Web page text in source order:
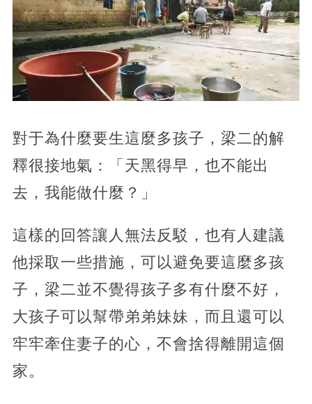
對于為什麼要生這麼多孩子，梁二的解
釋很接地氣：「天黑得早，也不能出
去，我能做什麼？」
這樣的回答讓人無法反駁，也有人建議
他採取一些措施，可以避免要這麼多孩
子，梁二並不覺得孩子多有什麼不好，
大孩子可以幫帶弟弟妹妹，而且還可以
牢牢牽住妻子的心，不會捨得離開這個
家。